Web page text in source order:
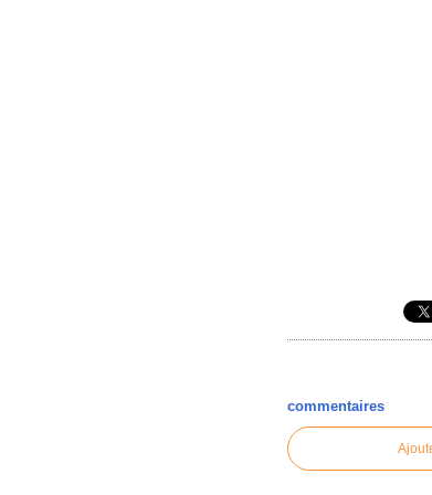
commentaires